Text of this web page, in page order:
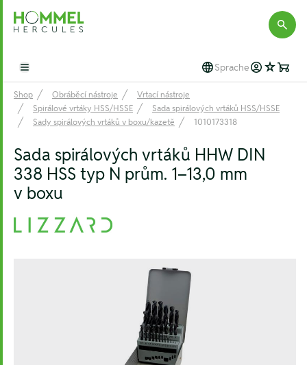
Hommel Hercules
Open main menu Sprache
Shop Obráběcí nástroje
Vrtací nástroje
Spirálové vrtáky HSS/HSSE
Sada spirálových vrtáků HSS/HSSE
Sady spirálových vrtáků v boxu/kazetě
1010173318
Sada spirálových vrtáků HHW DIN
338 HSS typ N prům. 1–13,0 mm
v boxu